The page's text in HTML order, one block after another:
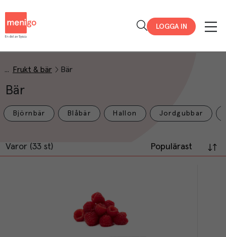
LOGGA IN
Frukt & bär Bär
Bär
Björnbär Blåbär Hallon Jordgubbar
Varor (33 st) Populärast